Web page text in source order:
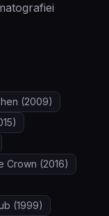
(2009)
Crown (2016)
(1999)